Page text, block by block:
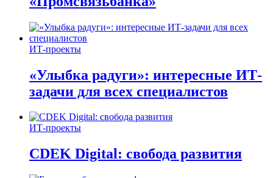
ИТ-проекты
«Улыбка радуги»: интересные ИТ-
задачи для всех специалистов
ИТ-проекты
CDEK Digital: свобода развития